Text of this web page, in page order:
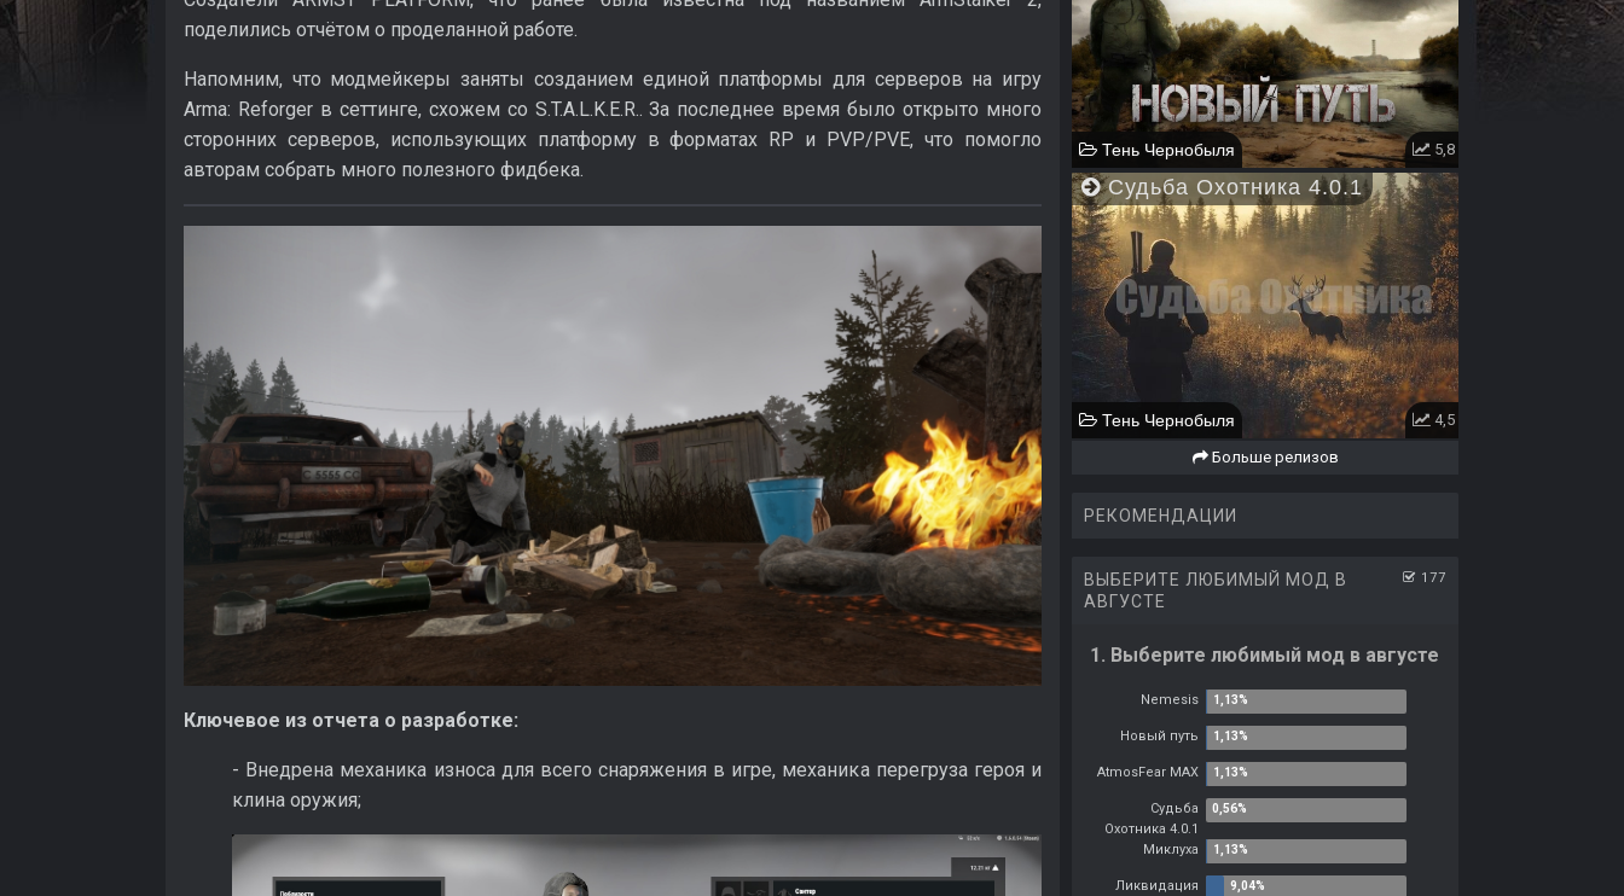
поделились отчётом о проделанной работе.
Напомним, что модмейкеры заняты созданием единой платформы для серверов на игру
Arma: Reforger в сеттинге, схожем со S.T.A.L.K.E.R.. За последнее время было открыто много
сторонних серверов, использующих платформу в форматах RP и PVP/PVE, что помогло
авторам собрать много полезного фидбека.
Ключевое из отчета о разработке:
- Внедрена механика износа для всего снаряжения в игре, механика перегруза героя и
клина оружия;
Тень Чернобыля 5,8
Судьба Охотника 4.0.1
Тень Чернобыля 4,5
Больше релизов
РЕКОМЕНДАЦИИ
177
ВЫБЕРИТЕ ЛЮБИМЫЙ МОД В
АВГУСТЕ
1. Выберите любимый мод в августе
Nemesis
Новый путь
AtmosFear MAX
Судьба
Охотника 4.0.1
Миклуха
Ликвидация